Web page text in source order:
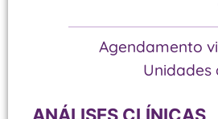
Agendamento
Unidades
ANÁLISES CLÍNICAS